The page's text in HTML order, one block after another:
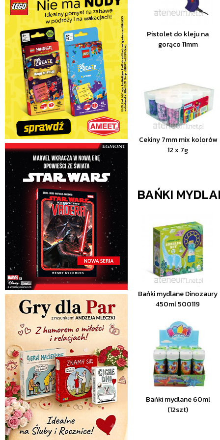
Pistolet do kleju na
gorąco 11mm
Cekiny 7mm mix kolorów
12 x 7g
BAŃKI
Bańki mydlane Dinozaury
450ml 500119
Bańki mydlane 60ml
(12szt)